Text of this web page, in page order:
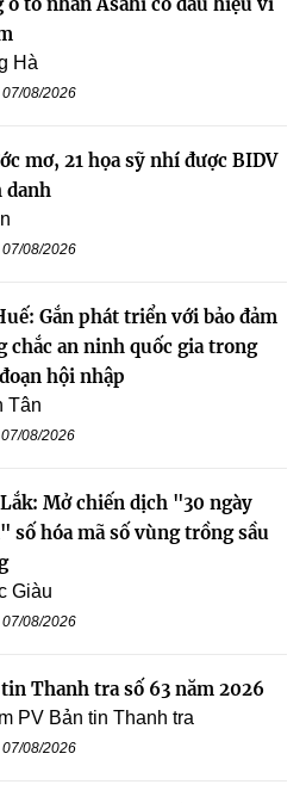
ô tô nhãn Asahi có dấu hiệu vi
Hà
08/2026
mơ, 21 họa sỹ nhí được BIDV
danh
08/2026
Gắn phát triển với bảo đảm
chắc an ninh quốc gia trong
hội nhập
Tân
08/2026
Mở chiến dịch "30 ngày
số hóa mã số vùng trồng sầu
Giàu
08/2026
Thanh tra số 63 năm 2026
PV Bản tin Thanh tra
08/2026